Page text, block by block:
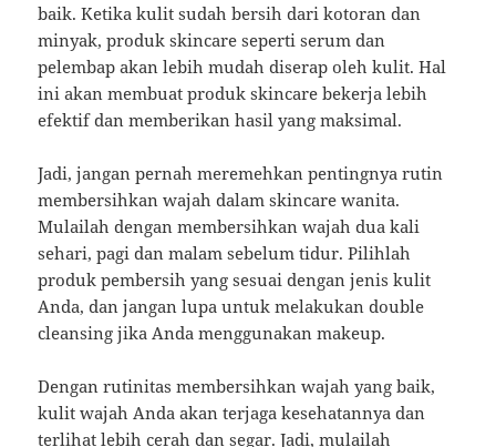
baik. Ketika kulit sudah bersih dari kotoran dan
minyak, produk skincare seperti serum dan
pelembap akan lebih mudah diserap oleh kulit. Hal
ini akan membuat produk skincare bekerja lebih
efektif dan memberikan hasil yang maksimal.
Jadi, jangan pernah meremehkan pentingnya rutin
membersihkan wajah dalam skincare wanita.
Mulailah dengan membersihkan wajah dua kali
sehari, pagi dan malam sebelum tidur. Pilihlah
produk pembersih yang sesuai dengan jenis kulit
Anda, dan jangan lupa untuk melakukan double
cleansing jika Anda menggunakan makeup.
Dengan rutinitas membersihkan wajah yang baik,
kulit wajah Anda akan terjaga kesehatannya dan
terlihat lebih cerah dan segar. Jadi, mulailah